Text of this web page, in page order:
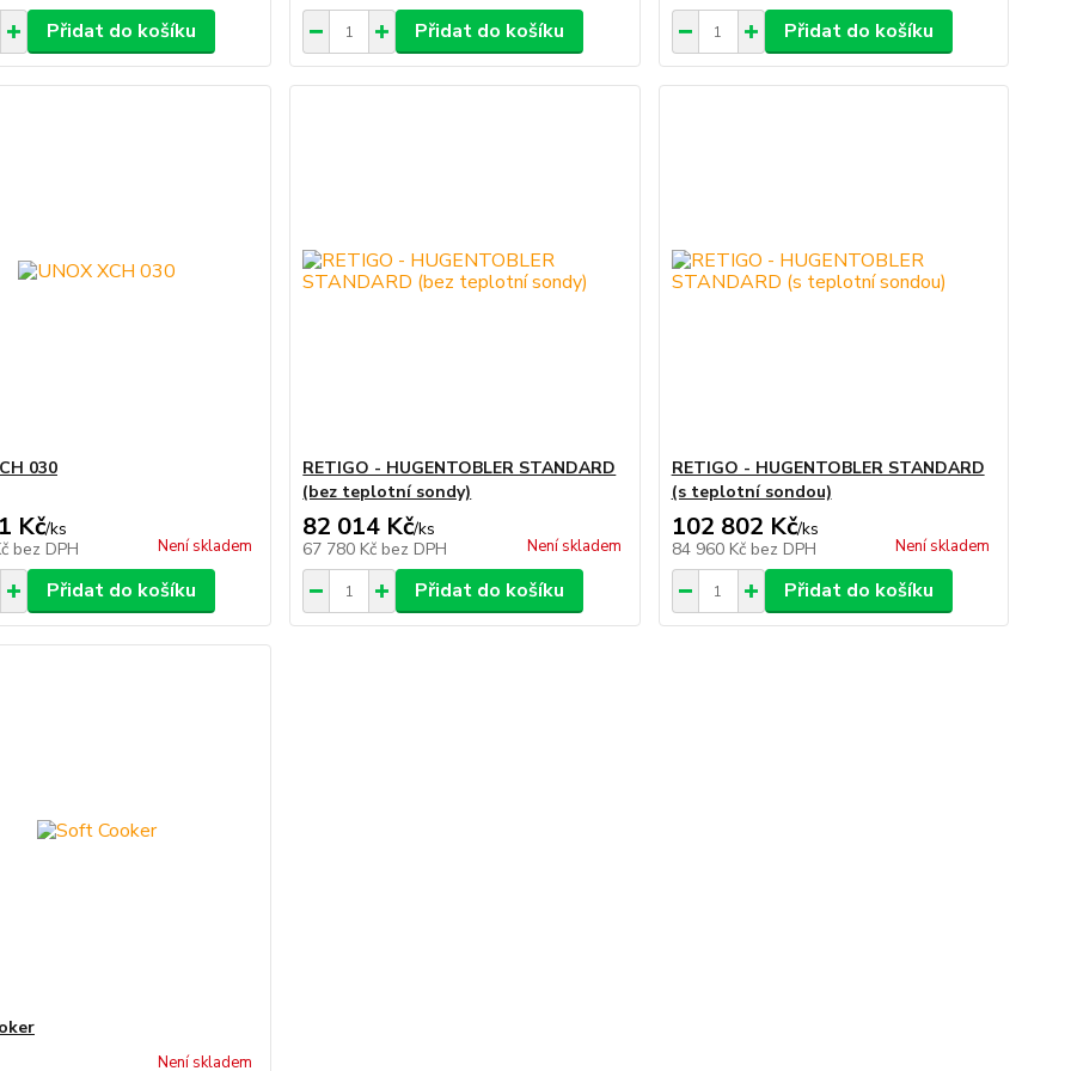
Přidat do košíku Přidat do košíku Přidat do košíku
030
Kč/ks
bez DPH Není skladem
Přidat do košíku
RETIGO - HUGENTOBLER STANDARD
(bez teplotní sondy)
82 014 Kč/ks
67 780 Kč bez DPH Není skladem
Přidat do košíku
RETIGO - HUGENTOBLER STANDARD
(s teplotní sondou)
102 802 Kč/ks
84 960 Kč bez DPH Není skladem
Přidat do košíku
Není skladem